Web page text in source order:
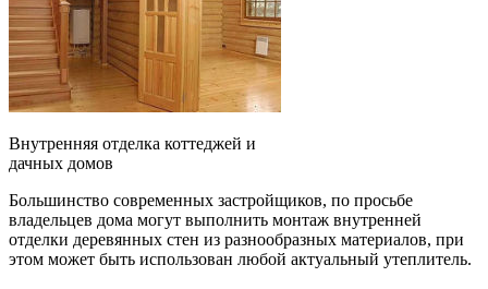
Внутренняя отделка коттеджей и
дачных домов
Большинство современных застройщиков, по просьбе
владельцев дома могут выполнить монтаж внутренней
отделки деревянных стен из разнообразных материалов, при
этом может быть использован любой актуальный утеплитель.